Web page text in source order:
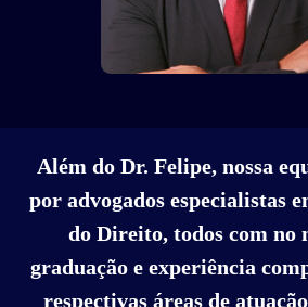
Além do Dr. Felipe, nossa
por advogados especialistas
do Direito, todos com no
graduação e experiência
respectivas áreas de